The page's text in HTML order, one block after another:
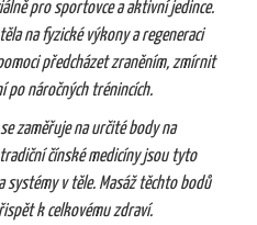
pro sportovce a aktivní jedince.
na fyzické výkony a regeneraci
předcházet zraněním, zmírnit
po náročných trénincích.
zaměřuje na určité body na
čínské medicíny jsou tyto
v těle. Masáž těchto bodů
k celkovému zdraví.